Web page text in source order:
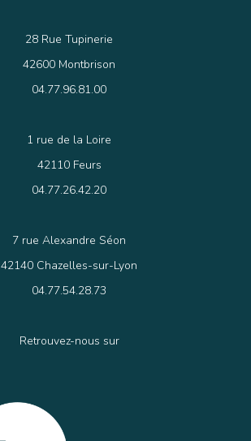
28 Rue Tupinerie
42600 Montbrison
04.77.96.81.00
1 rue de la Loire
42110 Feurs
04.77.26.42.20
7 rue Alexandre Séon
42140 Chazelles-sur-Lyon
04.77.54.28.73
Retrouvez-nous sur